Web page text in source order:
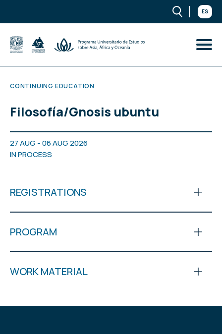
ES
CONTINUING EDUCATION
Filosofía/Gnosis ubuntu
27 AUG - 06 AUG 2026
IN PROCESS
REGISTRATIONS
PROGRAM
WORK MATERIAL